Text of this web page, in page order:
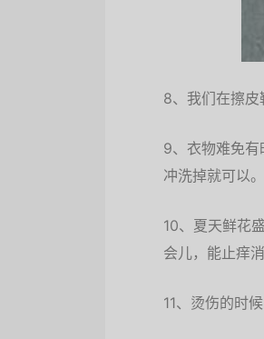
8、我们在擦皮
9、衣物难免
冲洗掉就可以。
10、夏天鲜花
会儿，能止痒
11、烫伤的时